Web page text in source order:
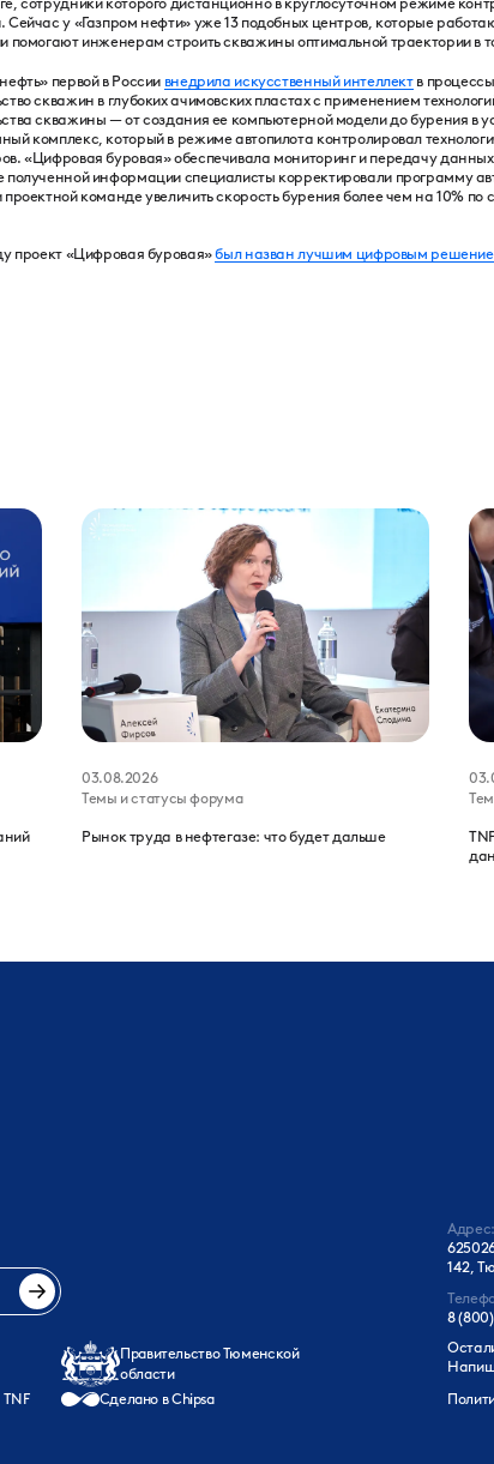
Сейчас у «Газпром нефти» уже 13 подобных центров, которые
помогают инженерам строить скважины оптимальной траектории в
первой в России внедрила искусственный интеллектв
скважин в глубоких ачимовских пластах с применением
скважины — от создания ее компьютерной модели до бурения в
комплекс, который в режиме автопилота контролировал
«Цифровая буровая» обеспечивала мониторинг и передачу
полученной информации специалисты корректировали программу
проектной команде увеличить скорость бурения более чем на 10%
проект «Цифровая буровая»был назван лучшим цифровым
03.08.2026
Темы и статусы форума
Рынок труда в нефтегазе: что будет дальше
Адрес:
142,
8
Правительство Тюменской
области
Сделано в Chipsa